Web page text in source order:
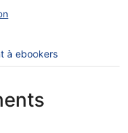
donne accès aux
été enchantés par le
de marche de
gratuit et une piscine
à ebookers